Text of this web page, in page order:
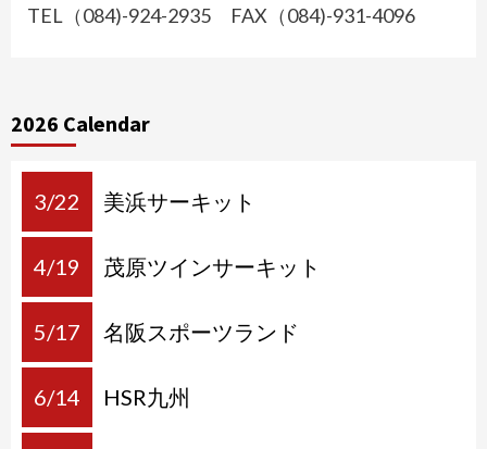
TEL（084)-924-2935 FAX（084)-931-4096
2026 Calendar
3/22 美浜サーキット
4/19 茂原ツインサーキット
5/17 名阪スポーツランド
6/14 HSR九州